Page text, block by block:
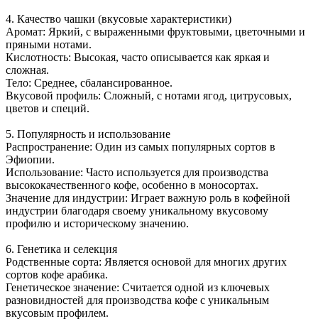
4. Качество чашки (вкусовые характеристики)
Аромат: Яркий, с выраженными фруктовыми, цветочными и
пряными нотами.
Кислотность: Высокая, часто описывается как яркая и
сложная.
Тело: Среднее, сбалансированное.
Вкусовой профиль: Сложный, с нотами ягод, цитрусовых,
цветов и специй.
5. Популярность и использование
Распространение: Один из самых популярных сортов в
Эфиопии.
Использование: Часто используется для производства
высококачественного кофе, особенно в моносортах.
Значение для индустрии: Играет важную роль в кофейной
индустрии благодаря своему уникальному вкусовому
профилю и историческому значению.
6. Генетика и селекция
Родственные сорта: Является основой для многих других
сортов кофе арабика.
Генетическое значение: Считается одной из ключевых
разновидностей для производства кофе с уникальным
вкусовым профилем.